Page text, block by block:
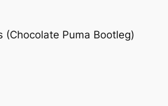
(Chocolate Puma Bootleg)